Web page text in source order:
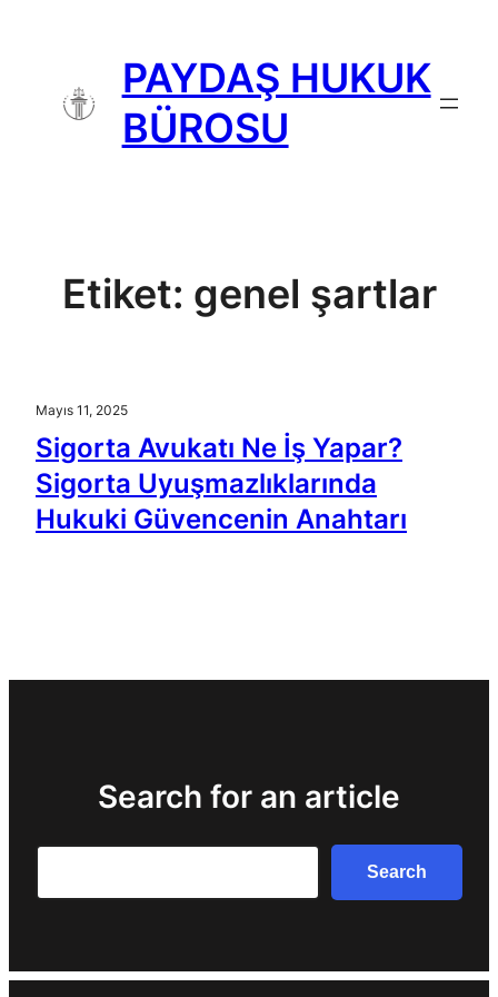
PAYDAŞ HUKUK
BÜROSU
Etiket: genel şartlar
Mayıs 11, 2025
Sigorta Avukatı Ne İş Yapar?
Sigorta Uyuşmazlıklarında
Hukuki Güvencenin Anahtarı
Search for an article
Search